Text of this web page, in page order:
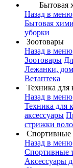
Бытовая
Назад в меню
Бытовая
уборки
Зоотовары
Назад в меню
Зоотовары
Лежанки,
Ветаптека
Техника для
Назад в меню
Техника для
аксессуары
стрижки
Спортивные
Назад в меню
Спортивные
Аксессуары